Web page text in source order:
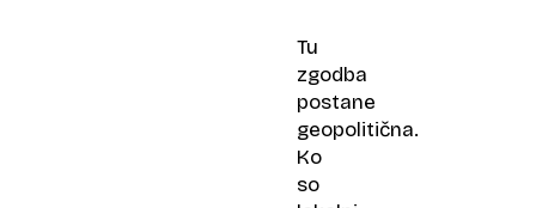
Tu
zgodba
postane
geopolitična.
Ko
so